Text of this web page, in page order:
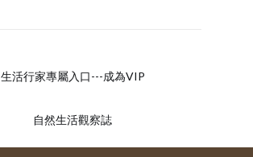
生活行家專屬入口---成為VIP
自然生活觀察誌